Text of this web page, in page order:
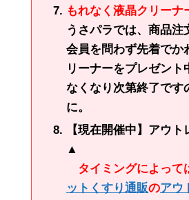
もれなく液晶クリーナ
うさパラでは、商品注
会員を問わず先着でか
リーナーをプレゼント
なくなり次第終了です
に。
【現在開催中】アウ
▲
タイミングによって
ットくすり通販のアウ